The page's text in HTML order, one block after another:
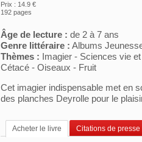
Prix : 14.9 €
192 pages
Âge de lecture : de 2 à 7 ans
Genre littéraire : Albums
Thèmes : Imagier - Sciences vie
Cétacé - Oiseaux - Fruit
Cet imagier indispensable met en
des planches Deyrolle pour le
Acheter le livre Citations de presse